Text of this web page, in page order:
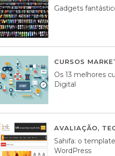
Gadgets
CURSOS
Os 13 melhores
Digital
AVALIAÇÃO,
Sahifa: o
WordPress